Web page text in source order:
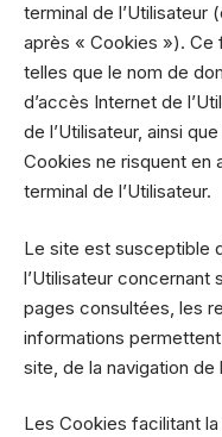
terminal de l’Utilisateur
après « Cookies »).
telles que le nom de
d’accès Internet de
de l’Utilisateur, ainsi
Cookies ne risquent en
terminal de l’Utilisateur.
Le site est susceptible
l’Utilisateur concernant
pages consultées, les
informations
site, de la navigation de
Les Cookies facilitant